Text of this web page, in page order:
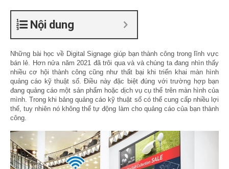
Nội dung
Những bài học về Digital Signage giúp bạn thành công trong lĩnh vực
bán lẻ. Hơn nửa năm 2021 đã trôi qua và và chúng ta đang nhìn thấy
nhiều cơ hội thành công cũng như thất bại khi triển khai màn hình
quảng cáo kỹ thuật số. Điều này đặc biệt đúng với trường hợp bạn
đang quảng cáo một sản phẩm hoặc dịch vụ cụ thể trên màn hình của
mình. Trong khi bảng quảng cáo kỹ thuật số có thể cung cấp nhiều lợi
thế, tuy nhiên nó không thể tự động làm cho quảng cáo của bạn thành
công.